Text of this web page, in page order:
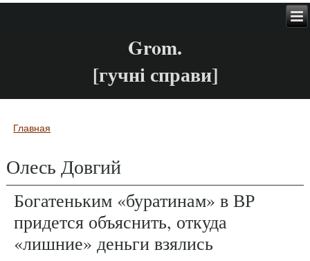
Grom.
[гучні справи]
Вы здесь
Главная
Олесь Довгий
Богатеньким «буратинам» в ВР
придется объяснить, откуда
«лишние» деньги взялись